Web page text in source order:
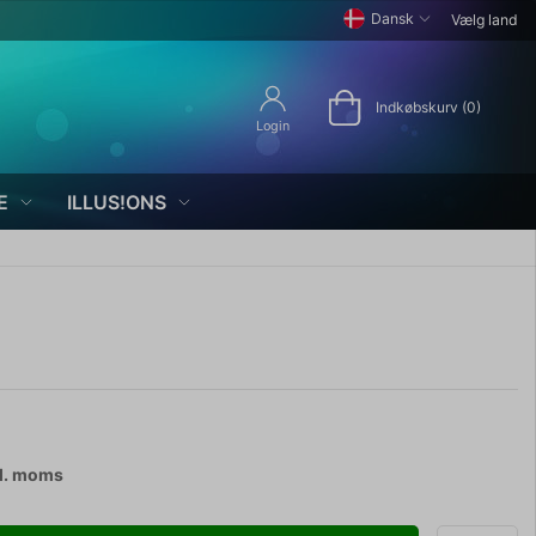
Dansk Vælg land
Login
Indkøbskurv (0)
ILLUS!ONS
moms